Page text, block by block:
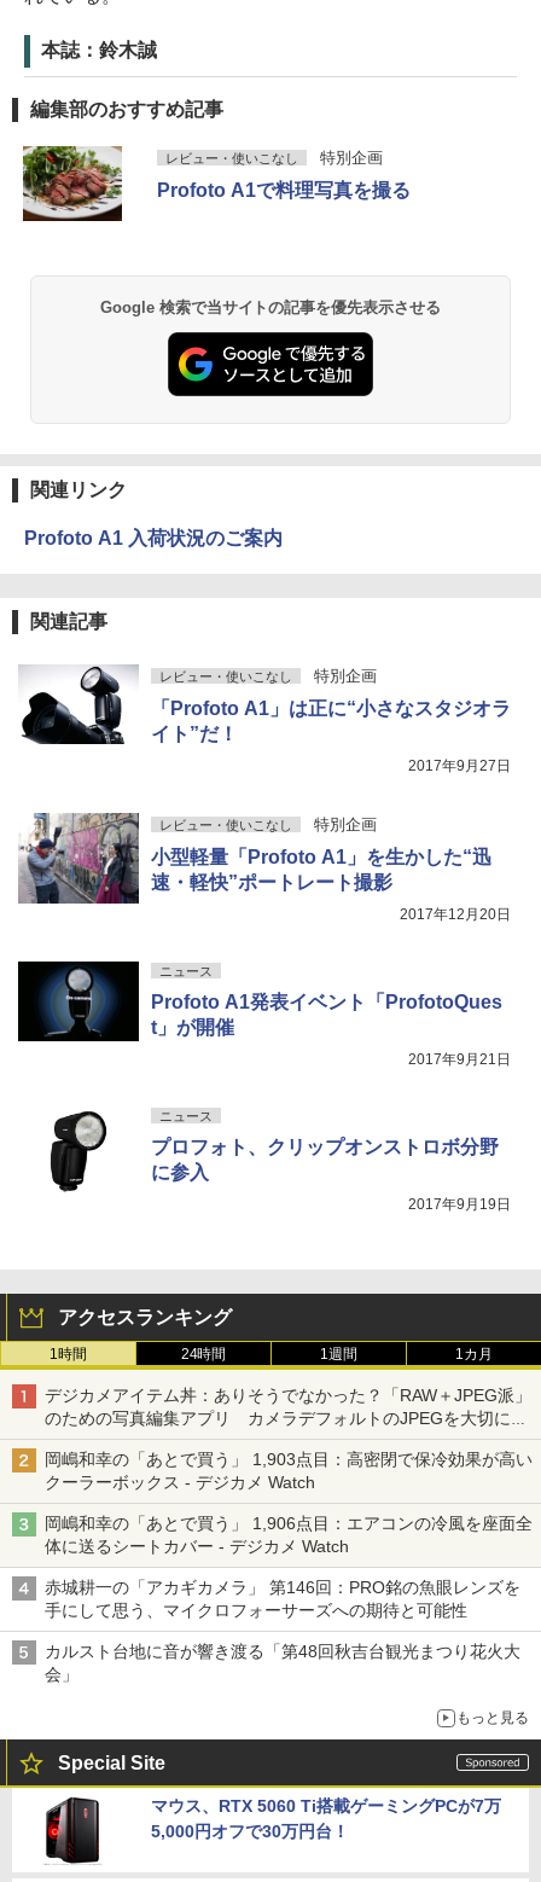
本誌：鈴木誠
編集部のおすすめ記事
レビュー・使いこなし 特別企画
Profoto A1で料理写真を撮る
Google 検索で当サイトの記事を優先表示させる
関連リンク
Profoto A1 入荷状況のご案内
関連記事
レビュー・使いこなし 特別企画
「Profoto A1」は正に“小さなスタジオラ
イト”だ！
2017年9月27日
レビュー・使いこなし 特別企画
小型軽量「Profoto A1」を生かした“迅
速・軽快”ポートレート撮影
2017年12月20日
ニュース
Profoto A1発表イベント「ProfotoQues
t」が開催
2017年9月21日
ニュース
プロフォト、クリップオンストロボ分野
に参入
2017年9月19日
アクセスランキング
1時間 24時間 1週間 1カ月
デジカメアイテム丼：ありそうでなかった？「RAW＋JPEG派」
のための写真編集アプリ カメラデフォルトのJPEGを大切にす
る「Filmator」
岡嶋和幸の「あとで買う」 1,903点目：高密閉で保冷効果が高い
クーラーボックス - デジカメ Watch
岡嶋和幸の「あとで買う」 1,906点目：エアコンの冷風を座面全
体に送るシートカバー - デジカメ Watch
赤城耕一の「アカギカメラ」 第146回：PRO銘の魚眼レンズを
手にして思う、マイクロフォーサーズへの期待と可能性
カルスト台地に音が響き渡る「第48回秋吉台観光まつり花火大
会」
もっと見る
Special Site
マウス、RTX 5060 Ti搭載ゲーミングPCが7万
5,000円オフで30万円台！